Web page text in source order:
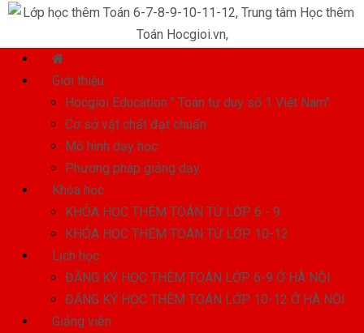
Giới thiệu
Hocgioi Education " Toán tư duy số 1 Việt Nam"
Cơ sở vật chất đạt chuẩn
Mô hình dạy học
Phương pháp giảng dạy
Khóa học
KHÓA HỌC THÊM TOÁN TỪ LỚP 6 - 9
KHÓA HỌC THÊM TOÁN TỪ LỚP 10-12
Lịch học
ĐĂNG KÝ HỌC THÊM TOÁN LỚP 6-9 Ở HÀ NỘI
ĐĂNG KÝ HỌC THÊM TOÁN LỚP 10-12 Ở HÀ NỘI
Giảng viên